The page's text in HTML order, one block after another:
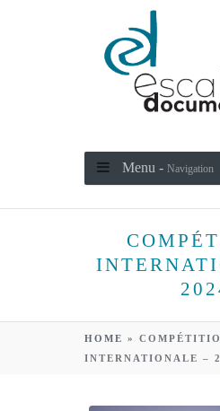
Menu - Navigation
HOME »
INTERNATIONALE –